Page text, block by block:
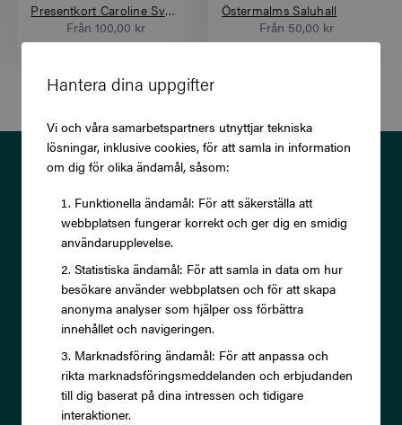
Hantera dina uppgifter
Vi och våra samarbetspartners utnyttjar tekniska
lösningar, inklusive cookies, för att samla in information
om dig för olika ändamål, såsom:
Funktionella ändamål: För att säkerställa att
webbplatsen fungerar korrekt och ger dig en smidig
användarupplevelse.
Statistiska ändamål: För att samla in data om hur
besökare använder webbplatsen och för att skapa
anonyma analyser som hjälper oss förbättra
innehållet och navigeringen.
Marknadsföring ändamål: För att anpassa och
rikta marknadsföringsmeddelanden och erbjudanden
till dig baserat på dina intressen och tidigare
interaktioner.
Presentkort Caroline Svedbom
Från 100,00 kr
Östermalms Saluhall
Från 50,00 kr
Prenumerera på vårt nyhetsbrev
och ta del av exklusiva
erbjudanden och rabatter!
Prenumerera
Läs om vårIntegritetspolicy